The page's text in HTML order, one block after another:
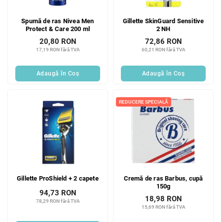
Spumă de ras Nivea Men
Protect & Care 200 ml
17,19 RON fără TVA
20,80 RON
Adaugă în Coş
Gillette SkinGuard Sensitive
2 NH
60,21 RON fără TVA
72,86 RON
Adaugă în Coş
Gillette ProShield + 2 capete
78,29 RON fără TVA
94,73 RON
REDUCERE SPECIALĂ
Cremă de ras Barbus, cupă
150g
15,69 RON fără TVA
18,98 RON